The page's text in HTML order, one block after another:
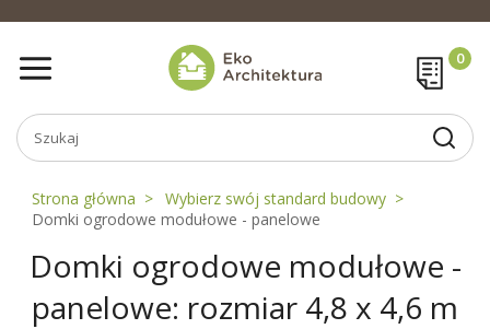
Strona główna
Wybierz swój standard budowy
Domki ogrodowe modułowe - panelowe
Domki ogrodowe modułowe -
panelowe: rozmiar 4,8 x 4,6 m